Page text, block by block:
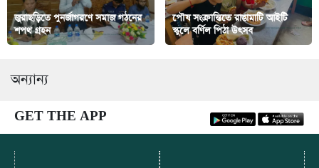
জুরাছড়িতে পুনর্জাগরণে সমাজ গঠনের
শপথ গ্রহন
‎পৌষ সংক্রান্তিতে রাঙামাটি আইটি
স্কুলে বর্ণিল পিঠা উৎসব
অন্যান্য
GET THE APP